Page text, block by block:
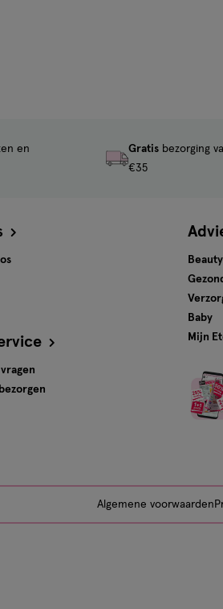
en
Gratisbezorging
€35
Beauty
Baby
Mijn
Algemene voorwaarden